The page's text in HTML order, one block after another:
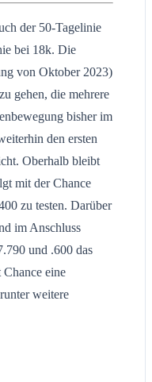
der 50-Tagelinie
bei 18k. Die
von Oktober 2023)
gehen, die mehrere
bisher im
den ersten
Oberhalb bleibt
mit der Chance
zu testen. Darüber
im Anschluss
und .600 das
eine
weitere